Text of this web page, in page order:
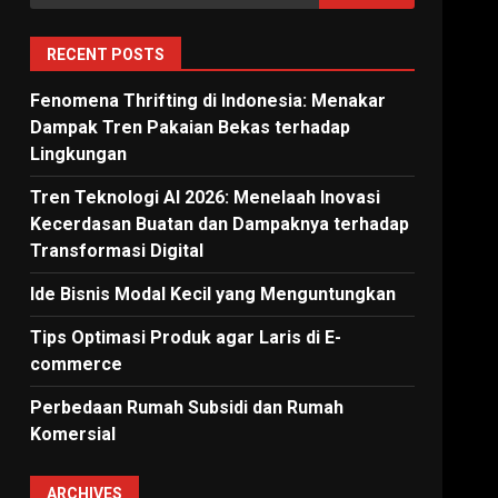
for:
RECENT POSTS
Fenomena Thrifting di Indonesia: Menakar
Dampak Tren Pakaian Bekas terhadap
Lingkungan
Tren Teknologi AI 2026: Menelaah Inovasi
Kecerdasan Buatan dan Dampaknya terhadap
Transformasi Digital
Ide Bisnis Modal Kecil yang Menguntungkan
Tips Optimasi Produk agar Laris di E-
commerce
Perbedaan Rumah Subsidi dan Rumah
Komersial
ARCHIVES